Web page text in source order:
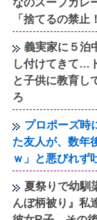
なのスープカレ
「捨てるの禁
義実家に５泊
し付けてきて…
と子供に教育し
ろ
プロポーズ時
た友人が、数年
ｗ」と悪びれず
夏祭りで幼馴
んぼ柄被り』私